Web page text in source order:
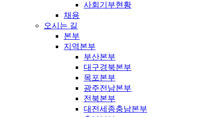
사회기부현황
채용
오시는 길
본부
지역본부
부산본부
대구경북본부
목포본부
광주전남본부
전북본부
대전세종충남본부